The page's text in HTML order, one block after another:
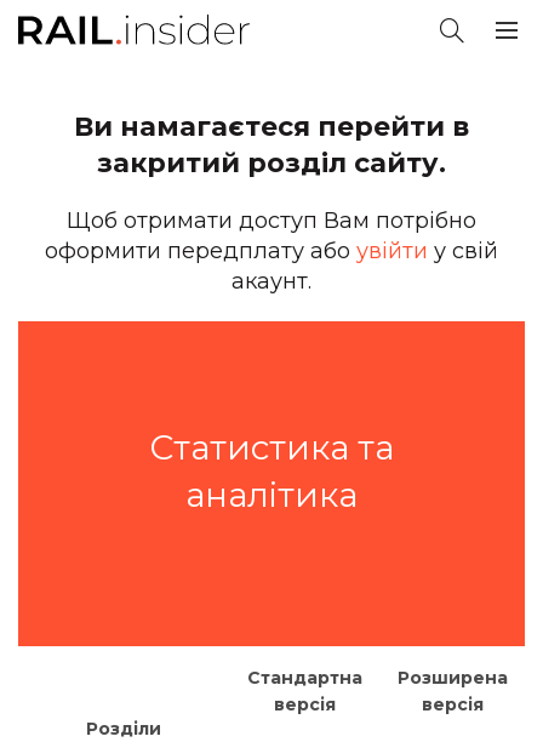
Ви намагаєтеся перейти в
закритий розділ сайту.
Щоб отримати доступ Вам потрібно
оформити передплату або увійти у свій
акаунт.
Статистика та
аналітика
Розділи
Стандартна
версія
Розширена
версія